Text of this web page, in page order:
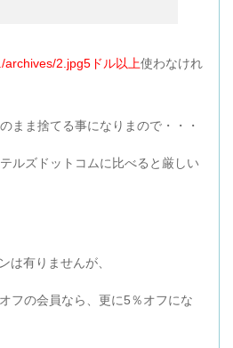
archives/2.jpg5ドル以上使わなけれ
まま捨てる事になりまので・・・
ルズドットコムに比べると厳しい
は有りませんが、
フの会員なら、更に5％オフにな